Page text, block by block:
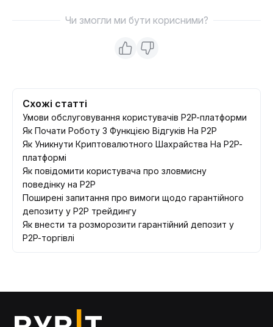
Чи змогли ми бути корисними?
Схожі статті
Умови обслуговування користувачів P2P-платформи
Як Почати Роботу З Функцією Відгуків На P2P
Як Уникнути Криптовалютного Шахрайства На P2P-
платформі
Як повідомити користувача про зловмисну
поведінку на P2P
Поширені запитання про вимоги щодо гарантійного
депозиту у P2P трейдингу
Як внести та розморозити гарантійний депозит у
P2P-торгівлі